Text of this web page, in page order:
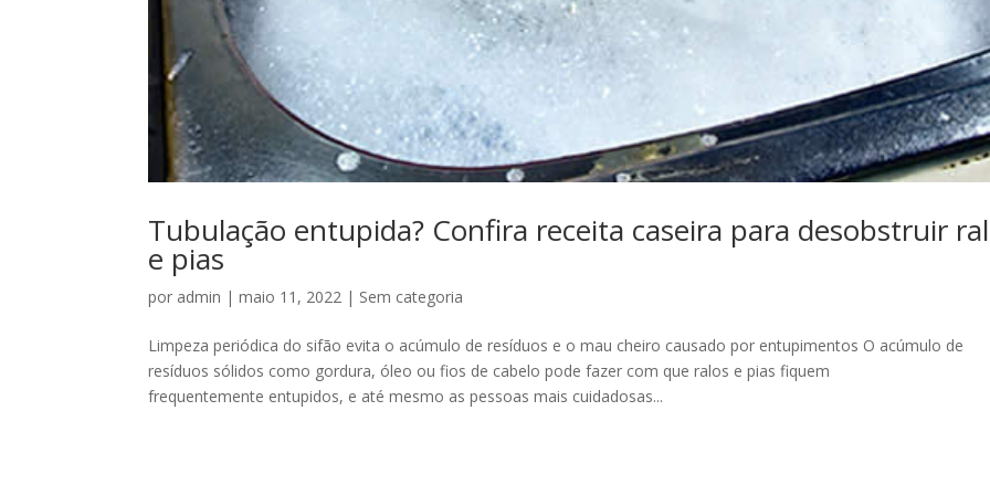
Tubulação entupida? Confira receita caseira para desobstruir
e pias
por admin |maio 11, 2022 | Sem categoria
Limpeza periódica do sifão evita o acúmulo de resíduos e o mau cheiro causado por entupimentos O acúmulo de
resíduos sólidos como gordura, óleo ou fios de cabelo pode fazer com que ralos e pias fiquem
frequentemente entupidos, e até mesmo as pessoas mais cuidadosas...